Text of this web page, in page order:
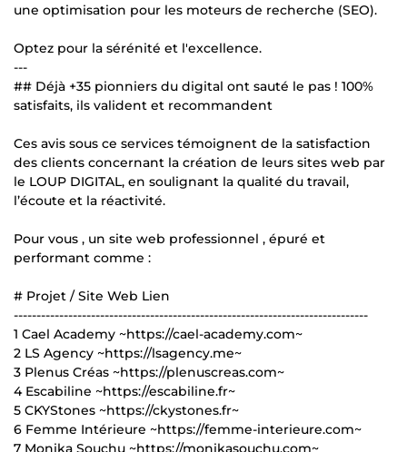
une optimisation pour les moteurs de recherche (SEO).
Optez pour la sérénité et l'excellence.
---
## Déjà +35 pionniers du digital ont sauté le pas ! 100%
satisfaits, ils valident et recommandent
Ces avis sous ce services témoignent de la satisfaction
des clients concernant la création de leurs sites web par
le LOUP DIGITAL, en soulignant la qualité du travail,
l’écoute et la réactivité.
Pour vous , un site web professionnel , épuré et
performant comme :
# Projet / Site Web Lien
------------------------------------------------------------------------------
1 Cael Academy ~https://cael-academy.com~
2 LS Agency ~https://lsagency.me~
3 Plenus Créas ~https://plenuscreas.com~
4 Escabiline ~https://escabiline.fr~
5 CKYStones ~https://ckystones.fr~
6 Femme Intérieure ~https://femme-interieure.com~
7 Monika Souchu ~https://monikasouchu.com~